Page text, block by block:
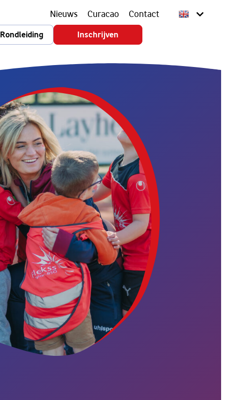
Nieuws Curacao Contact
Rondleiding Inschrijven